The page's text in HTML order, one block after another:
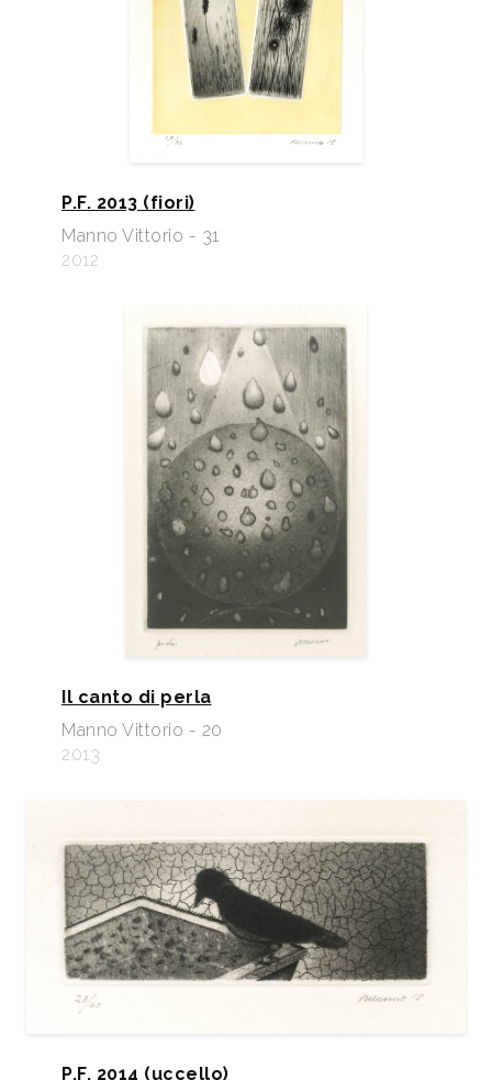
P.F. 2013 (fiori)
Manno Vittorio - 31
2012
Il canto di perla
Manno Vittorio - 20
2013
P.F. 2014 (uccello)